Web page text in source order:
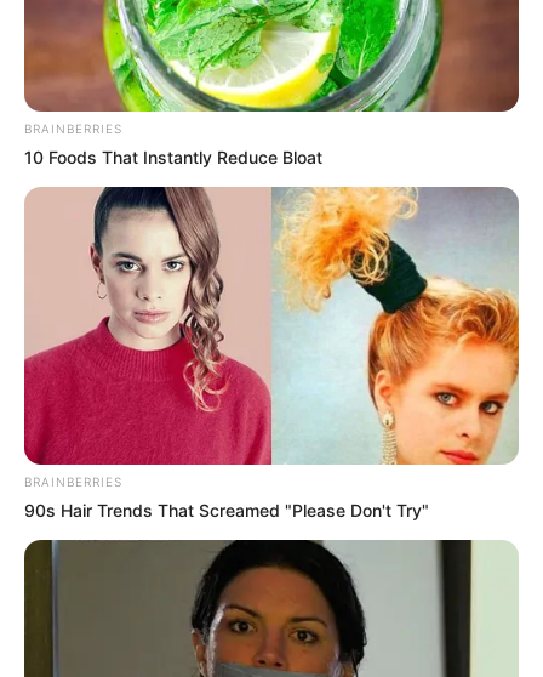
Why this ordinary drink is the secret to feeling your
best every day
10 Incredible FIFA 2026 Facts You Probably Missed
BRAINBERRIES
BRAINBERRIES
10 Foods That Instantly Reduce Bloat
BRAINBERRIES
90s Hair Trends That Screamed "Please Don't Try"